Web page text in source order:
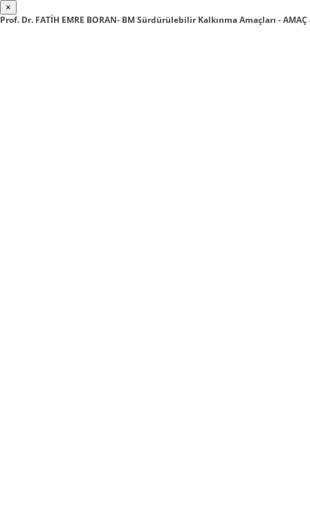
×
Prof. Dr. FATİH EMRE BORAN- BM Sürdürülebilir Kalkınma Amaçları - AMAÇ